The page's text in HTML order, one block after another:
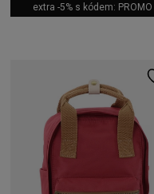
extra -5% s kódem: PROMO